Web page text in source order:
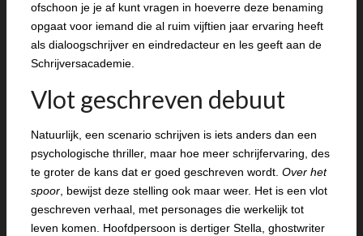
ofschoon je je af kunt vragen in hoeverre deze benaming
opgaat voor iemand die al ruim vijftien jaar ervaring heeft
als dialoogschrijver en eindredacteur en les geeft aan de
Schrijversacademie.
Vlot geschreven debuut
Natuurlijk, een scenario schrijven is iets anders dan een
psychologische thriller, maar hoe meer schrijfervaring, des
te groter de kans dat er goed geschreven wordt. Over het
spoor , bewijst deze stelling ook maar weer. Het is een vlot
geschreven verhaal, met personages die werkelijk tot
leven komen. Hoofdpersoon is dertiger Stella, ghostwriter